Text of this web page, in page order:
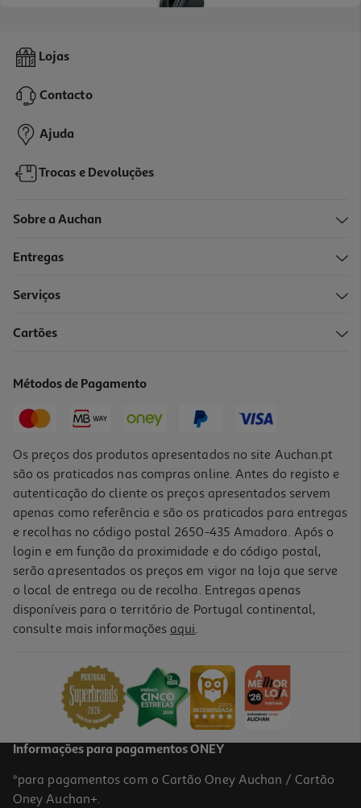
Auscultadores S/fios Qilive V2 Q1008 Preto
22,99 €
Auscultadores Sem Fio Jbl Tune 775nc Preto
129,99 €
Lojas
Contacto
Ajuda
Trocas e Devoluções
Sobre a Auchan
Entregas
Serviços
Cartões
Métodos de Pagamento
Os preços dos produtos apresentados no site Auchan.pt
são os praticados nas compras online. Antes do registo e
autenticação do cliente os preços apresentados servem
apenas como referência e são os praticados para entregas
e recolhas no código postal 2650-435 Amadora. Após o
login e em função da proximidade e do código postal,
serão apresentados os preços em vigor na loja que serve
o local de entrega ou de recolha. Entregas apenas
disponíveis para o território de Portugal continental,
consulte mais informações aqui.
Informações para pagamentos ONEY
*para pagamentos com o Cartão Oney Auchan / Cartão
Oney Auchan+.